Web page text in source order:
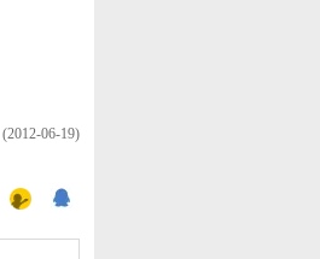
(2012-06-19)